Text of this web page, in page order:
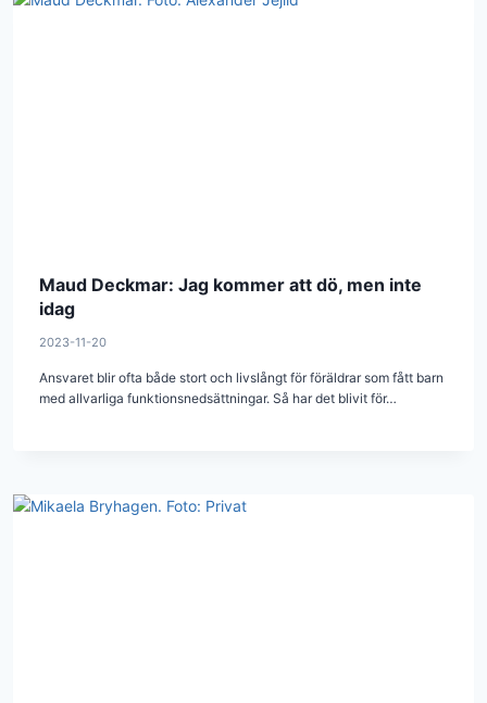
Maud Deckmar: Jag kommer att dö, men inte
idag
2023-11-20
Ansvaret blir ofta både stort och livslångt för föräldrar som fått barn
med allvarliga funktionsnedsättningar. Så har det blivit för…